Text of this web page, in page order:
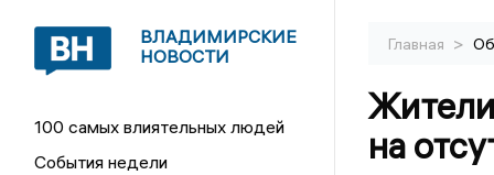
ВЛАДИМИРСКИЕ
НОВОСТИ
100 самых влиятельных людей
События недели
Главная >
на